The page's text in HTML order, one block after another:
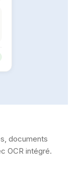
documents
OCR intégré.